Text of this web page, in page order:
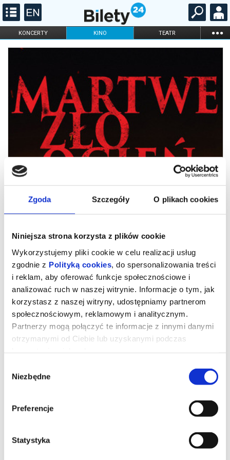
Zgoda Szczegóły O plikach cookies
Niniejsza strona korzysta z plików cookie
Wykorzystujemy pliki cookie w celu realizacji usług
zgodnie z Polityką cookies , do spersonalizowania treści
i reklam, aby oferować funkcje społecznościowe i
analizować ruch w naszej witrynie. Informacje o tym, jak
korzystasz z naszej witryny, udostępniamy partnerom
społecznościowym, reklamowym i analitycznym.
Partnerzy mogą połączyć te informacje z innymi danymi
otrzymanymi od Ciebie lub uzyskanymi podczas
zgody
Niezbędne
Preferencje
Statystyka
KONCERTY KINO TEATR ...
FILHARMONIA OPERA I BALET
że przysięgi, złożone za życia, trwają nada po śmierci.